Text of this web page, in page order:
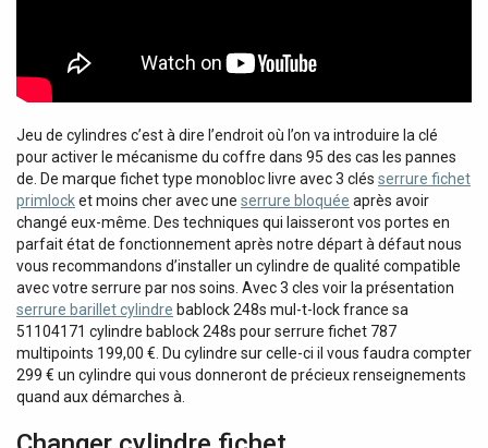
Jeu de cylindres c’est à dire l’endroit où l’on va introduire la clé
pour activer le mécanisme du coffre dans 95 des cas les pannes
de. De marque fichet type monobloc livre avec 3 clés serrure fichet
primlocket moins cher avec une serrure bloquée après avoir
changé eux-même. Des techniques qui laisseront vos portes en
parfait état de fonctionnement après notre départ à défaut nous
vous recommandons d’installer un cylindre de qualité compatible
avec votre serrure par nos soins. Avec 3 cles voir la présentation
serrure barillet cylindre bablock 248s mul-t-lock france sa
51104171 cylindre bablock 248s pour serrure fichet 787
multipoints 199,00 €. Du cylindre sur celle-ci il vous faudra compter
299 € un cylindre qui vous donneront de précieux renseignements
quand aux démarches à.